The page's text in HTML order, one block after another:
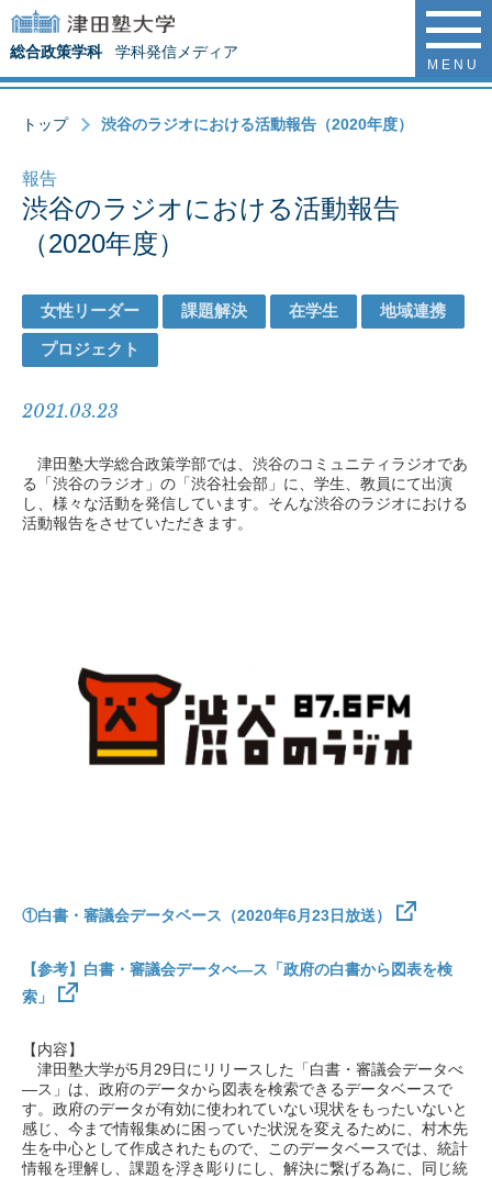
総合政策学科 学科発信メディア
MENU
トップ 渋谷のラジオにおける活動報告（2020年度）
報告
渋谷のラジオにおける活動報告
（2020年度）
女性リーダー 課題解決 在学生 地域連携
プロジェクト
2021.03.23
津田塾大学総合政策学部では、渋谷のコミュニティラジオであ
る「渋谷のラジオ」の「渋谷社会部」に、学生、教員にて出演
し、様々な活動を発信しています。そんな渋谷のラジオにおける
活動報告をさせていただきます。
①白書・審議会データベース（2020年6月23日放送）
【参考】白書・審議会データべ—ス「政府の白書から図表を検
索」
【内容】
津田塾大学が5月29日にリリースした「白書・審議会データべ
—ス」は、政府のデータから図表を検索できるデータベースで
す。政府のデータが有効に使われていない現状をもったいないと
感じ、今まで情報集めに困っていた状況を変えるために、村木先
生を中心として作成されたもので、このデータベースでは、統計
情報を理解し、課題を浮き彫りにし、解決に繋げる為に、同じ統